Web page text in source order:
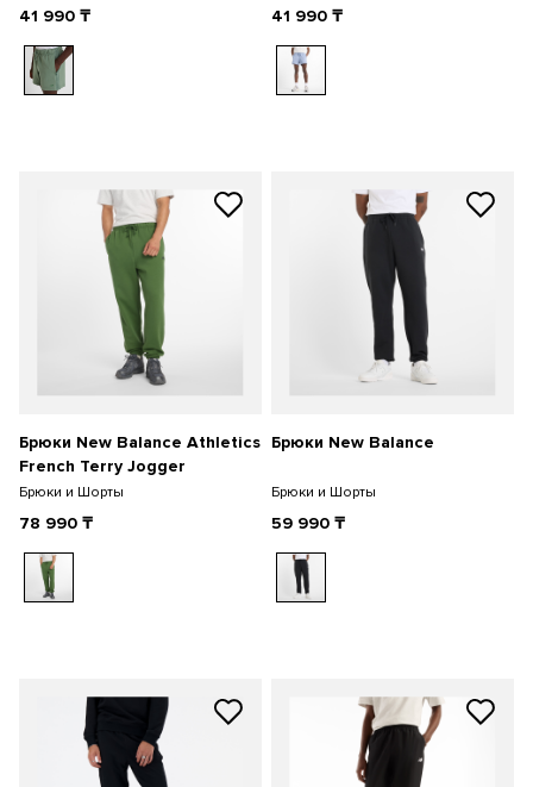
41 990 ₸ 41 990 ₸
Брюки New Balance Athletics
French Terry Jogger
Брюки и Шорты
78 990 ₸
Брюки New Balance
Брюки и Шорты
59 990 ₸